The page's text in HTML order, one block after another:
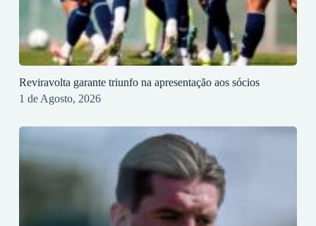
Reviravolta garante triunfo na apresentação aos sócios
1 de Agosto, 2026